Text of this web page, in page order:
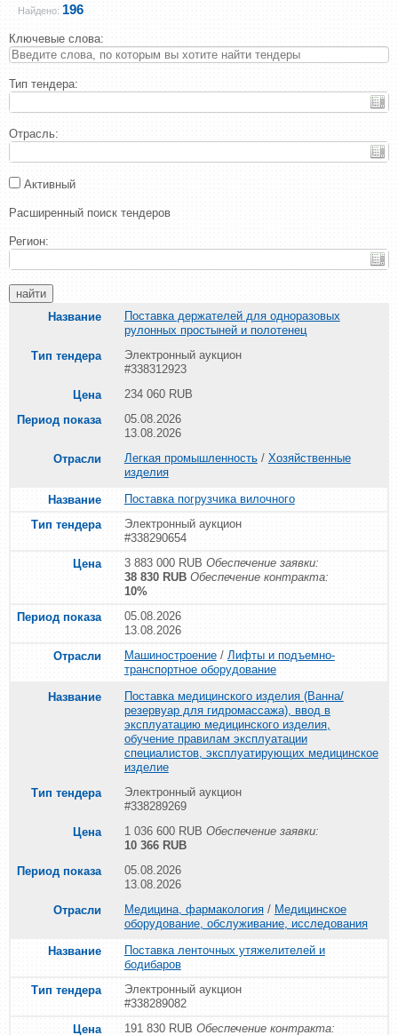
Найдено: 196
Ключевые слова:
Тип тендера:
Отрасль:
Активный
Расширенный поиск тендеров
Регион:
Поставка держателей для одноразовых
рулонных простыней и полотенец
Электронный аукцион
#338312923
234 060 RUB
05.08.2026
13.08.2026
Легкая промышленность/ Хозяйственные
изделия
Поставка погрузчика вилочного
Электронный аукцион
#338290654
3 883 000 RUB Обеспечение заявки:
38 830 RUB Обеспечение контракта:
10%
05.08.2026
13.08.2026
Машиностроение/ Лифты и подъемно-
транспортное оборудование
Поставка медицинского изделия (Ванна/
резервуар для гидромассажа), ввод в
эксплуатацию медицинского изделия,
обучение правилам эксплуатации
специалистов, эксплуатирующих медицинское
изделие
Электронный аукцион
#338289269
1 036 600 RUB Обеспечение заявки:
10 366 RUB
05.08.2026
13.08.2026
Медицина, фармакология/ Медицинское
оборудование, обслуживание, исследования
Поставка ленточных утяжелителей и
бодибаров
Электронный аукцион
#338289082
191 830 RUB Обеспечение контракта: